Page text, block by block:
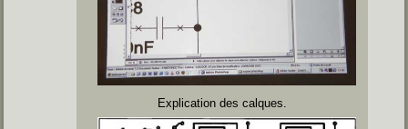
Explication des calques.